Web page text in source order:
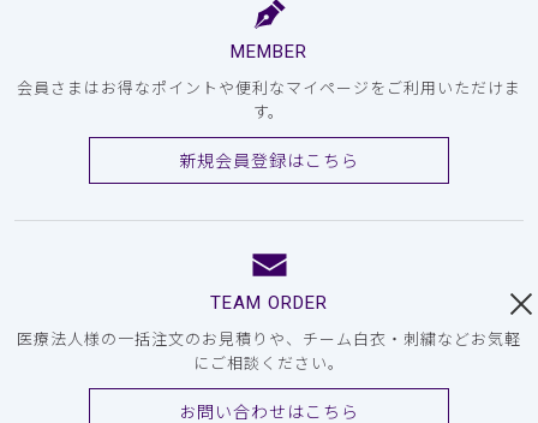
MEMBER
会員さまはお得なポイントや便利なマイページをご利用いただけま
す。
新規会員登録はこちら
TEAM ORDER
医療法人様の一括注文のお見積りや、チーム白衣・刺繍などお気軽
にご相談ください。
お問い合わせはこちら